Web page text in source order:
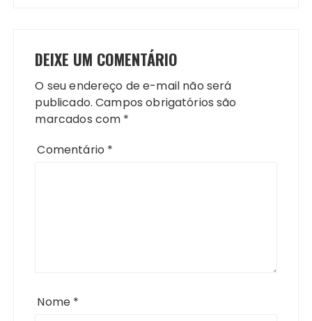
DEIXE UM COMENTÁRIO
O seu endereço de e-mail não será
publicado. Campos obrigatórios são
marcados com *
Comentário *
Nome *